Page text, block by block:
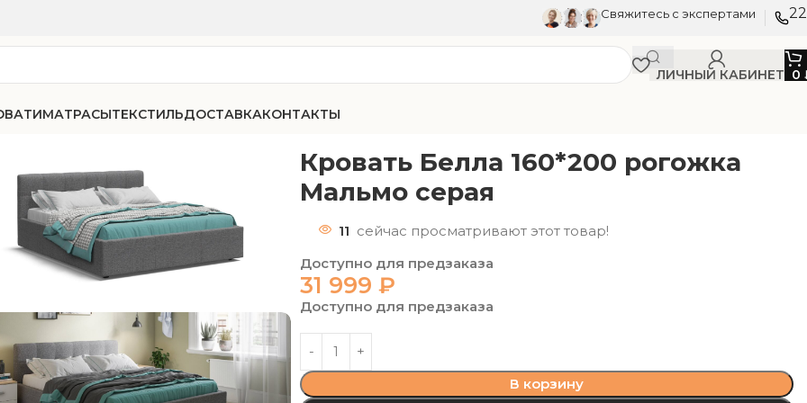
Свяжитесь с экспертами
ЛИЧНЫЙ КАБИНЕТ 0
МАТРАСЫТЕКСТИЛЬДОСТАВКАКОНТАКТЫ
Кровать Белла 160*200 рогожка
Мальмо серая
11 сейчас просматривают этот товар!
Доступно для предзаказа
31 999₽
Доступно для предзаказа
В корзину